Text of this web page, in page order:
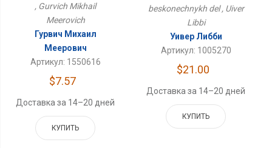
, Gurvich Mikhail
Meerovich
Гурвич Михаил
Меерович
Артикул: 1550616
$7.57
Доставка за 14–20 дней
КУПИТЬ
beskonechnykh del , Uiver
Libbi
Уивер Либби
Артикул: 1005270
$21.00
Доставка за 14–20 дней
КУПИТЬ